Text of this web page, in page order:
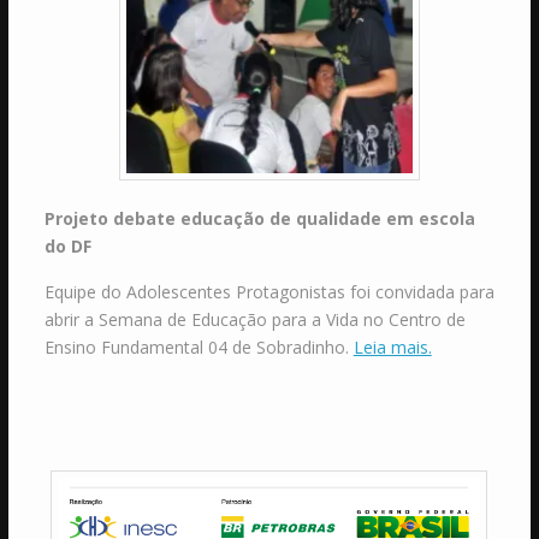
Projeto debate educação de qualidade em escola
do DF
Equipe do Adolescentes Protagonistas foi convidada para
abrir a Semana de Educação para a Vida no Centro de
Ensino Fundamental 04 de Sobradinho. Leia mais.